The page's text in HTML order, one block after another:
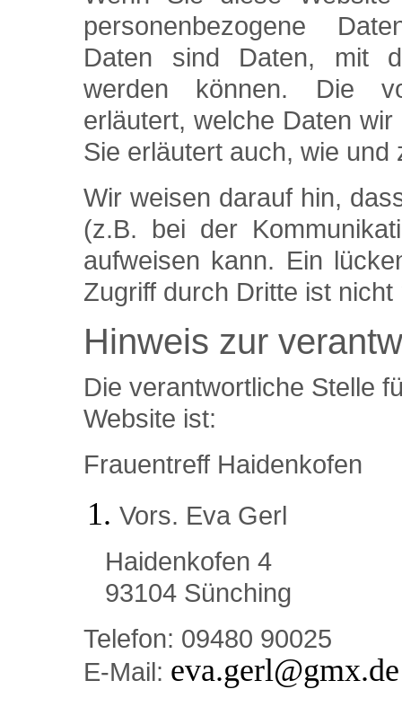
personenbezogene
Daten sind Daten, mit
werden können. Die
erläutert, welche Daten
Sie erläutert auch, wie
Wir weisen darauf hin,
(z.B. bei der
aufweisen kann. Ein
Zugriff durch Dritte ist nicht
Hinweis zur
Die verantwortliche Stelle
Website ist:
Frauentreff Haidenkofen
Vors. Eva Gerl
Haidenkofen 4
93104 Sünching
Telefon: 09480 90025
E-Mail: eva.gerl@gmx.de